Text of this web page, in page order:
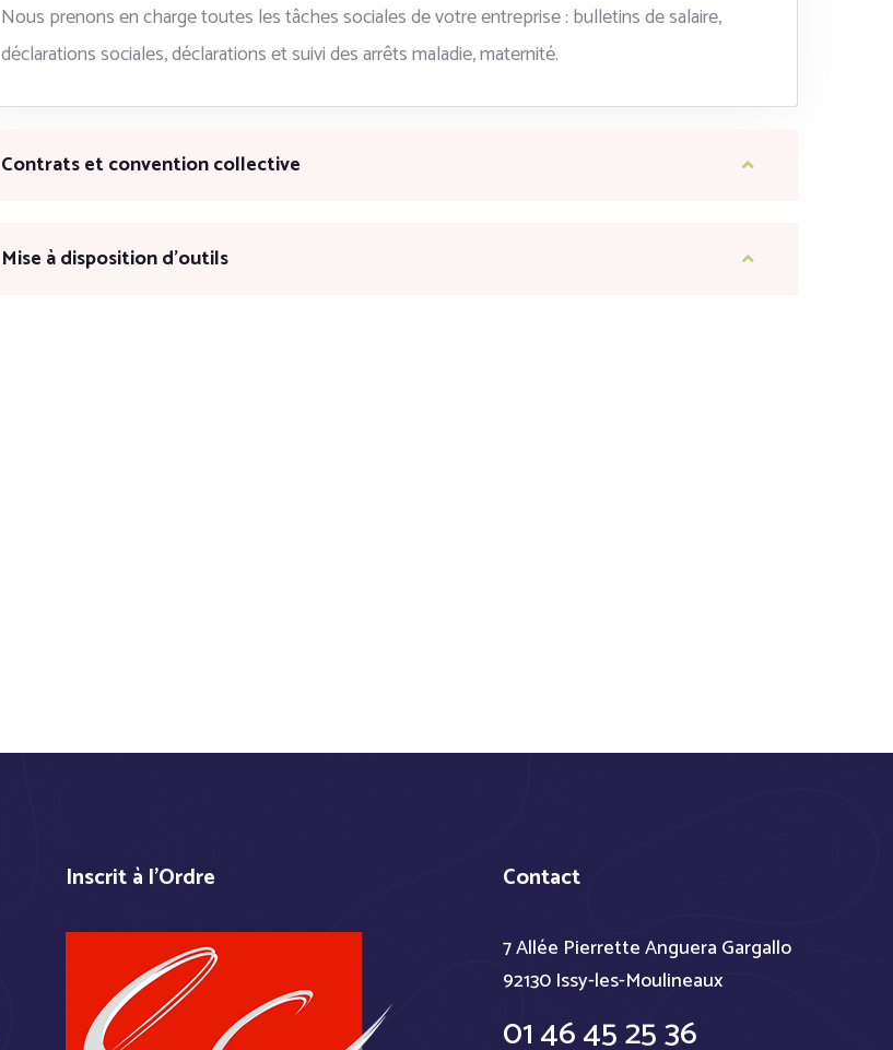
Nous prenons en charge toutes les tâches sociales de votre entreprise : bulletins de salaire,
déclarations sociales, déclarations et suivi des arrêts maladie, maternité.
Contrats et convention collective
Mise à disposition d’outils
Inscrit à l'Ordre Contact
7 Allée Pierrette Anguera Gargallo
92130 Issy-les-Moulineaux
01 46 45 25 36